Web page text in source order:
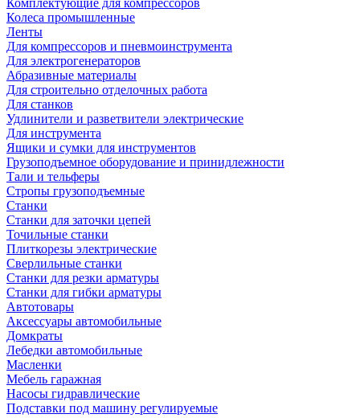
Комплектующие для компрессоров
Колеса промышленные
Ленты
Для компрессоров и пневмоинструмента
Для электрогенераторов
Абразивные материалы
Для строительно отделочных работа
Для станков
Удлинители и разветвители электрические
Для инструмента
Ящики и сумки для инструментов
Грузоподъемное оборудование и принидлежности
Тали и тельферы
Стропы грузоподъемные
Станки
Станки для заточки цепей
Точильные станки
Плиткорезы электрические
Сверлильные станки
Станки для резки арматуры
Станки для гибки арматуры
Автотовары
Аксессуары автомобильные
Домкраты
Лебедки автомобильные
Масленки
Мебель гаражная
Насосы гидравлические
Подставки под машину регулируемые